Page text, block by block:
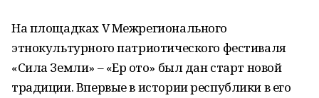
На площадках V Межрегионального
этнокультурного патриотического фестиваля
«Сила Земли» – «Ер ҡото» был дан старт новой
традиции. Впервые в истории республики в его